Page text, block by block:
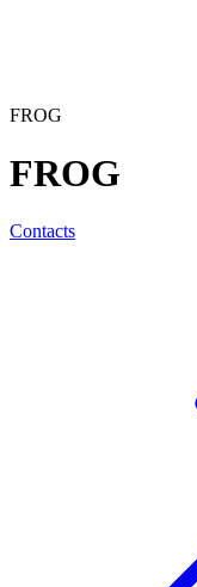
FROG
FROG
Contacts